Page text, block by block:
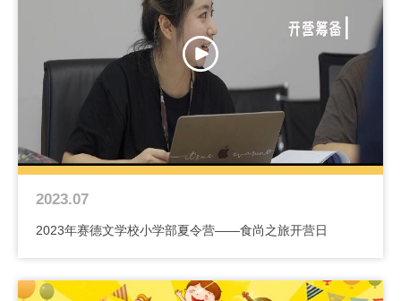
2023.07
2023年赛德文学校小学部夏令营——食尚之旅开营日